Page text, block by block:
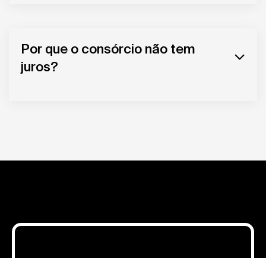
Por que o consórcio não tem
juros?